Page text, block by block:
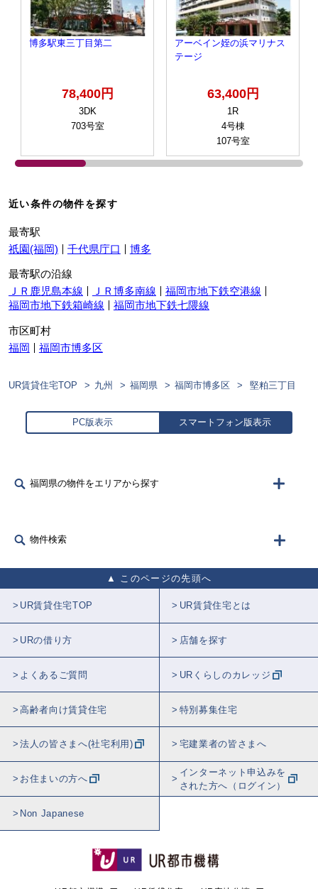
博多駅東三丁目第二
78,400円
3DK
703号室
アーベイン姪の浜マリナス
テージ
63,400円
1R
4号棟
107号室
近い条件の物件を探す
最寄駅
祇園(福岡)
千代県庁口 博多
最寄駅の沿線
ＪＲ鹿児島本線
ＪＲ博多南線
福岡市地下鉄空港線
福岡市地下鉄箱崎線
福岡市地下鉄七隈線
市区町村
福岡
福岡市博多区
UR賃貸住宅TOP 九州 福岡県 福岡市博多区 堅粕三丁目
PC版表示 スマートフォン版表示
福岡県の物件をエリアから探す
物件検索
このページの先頭へ
UR賃貸住宅TOP UR賃貸住宅とは
URの借り方 店舗を探す
よくあるご質問 URくらしのカレッジ
高齢者向け賃貸住宅 特別募集住宅
法人の皆さまへ(社宅利用) 宅建業者の皆さまへ
お住まいの方へ
インターネット申込みを
された方へ（ログイン）
Non Japanese